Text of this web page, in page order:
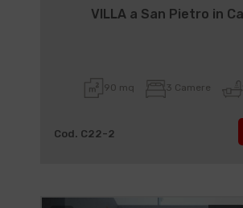
VILLA a San Pietro in
90 mq 3 Camere
Cod. C22-2